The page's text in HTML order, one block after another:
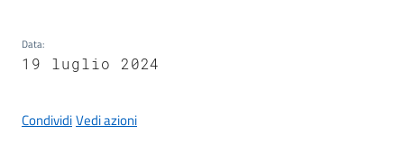
Valentia
Data:
19 luglio 2024
CondividiVedi azioni